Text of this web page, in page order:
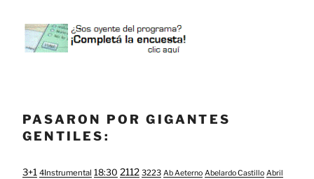
PASARON POR GIGANTES
GENTILES:
3+1 4Instrumental 18:30 2112 3223 Ab Aeterno Abelardo Castillo Abril